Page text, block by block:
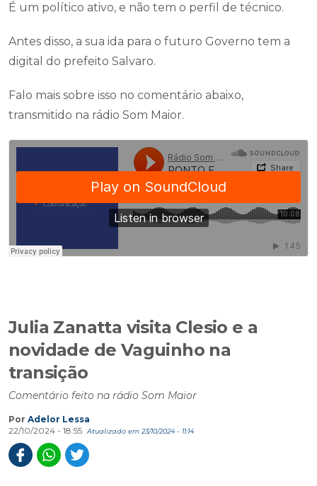
É um político ativo, e não tem o perfil de técnico.
Antes disso, a sua ida para o futuro Governo tem a
digital do prefeito Salvaro.
Falo mais sobre isso no comentário abaixo,
transmitido na rádio Som Maior.
Julia Zanatta visita Clesio e a
novidade de Vaguinho na
transição
Comentário feito na rádio Som Maior
Por Adelor Lessa
22/10/2024 - 18:55
Atualizado em 23/10/2024 - 11:14